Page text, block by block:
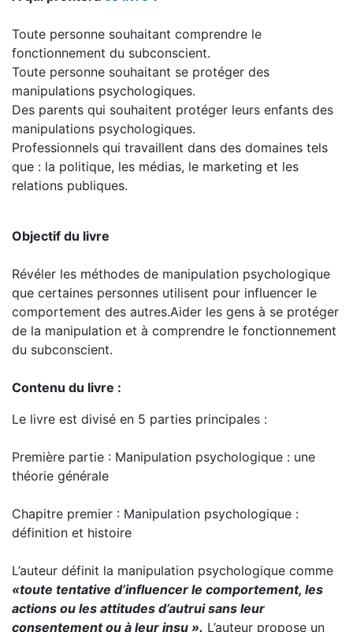
Toute personne souhaitant comprendre le
fonctionnement du subconscient.
Toute personne souhaitant se protéger des
manipulations psychologiques.
Des parents qui souhaitent protéger leurs enfants des
manipulations psychologiques.
Professionnels qui travaillent dans des domaines tels
que : la politique, les médias, le marketing et les
relations publiques.
Objectif du livre
Révéler les méthodes de manipulation psychologique
que certaines personnes utilisent pour influencer le
comportement des autres.Aider les gens à se protéger
de la manipulation et à comprendre le fonctionnement
du subconscient.
Contenu du livre :
Le livre est divisé en 5 parties principales :
Première partie : Manipulation psychologique : une
théorie générale
Chapitre premier : Manipulation psychologique :
définition et histoire
L’auteur définit la manipulation psychologique comme
«toute tentative d’influencer le comportement, les
actions ou les attitudes d’autrui sans leur
consentement ou à leur insu ». L’auteur propose un